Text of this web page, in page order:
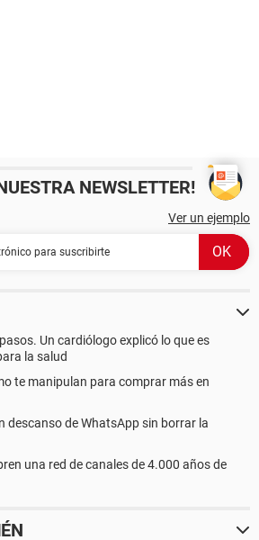
NEWSLETTER!
Ver un ejemplo
Un cardiólogo explicó lo que es
la salud
te manipulan para comprar más en
descanso de WhatsApp sin borrar la
una red de canales de 4.000 años de